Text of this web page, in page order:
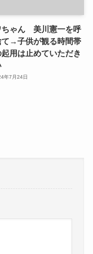
ちゃん 美川憲一を呼
て→子供が観る時間帯
用は止めていただき
年7月24日